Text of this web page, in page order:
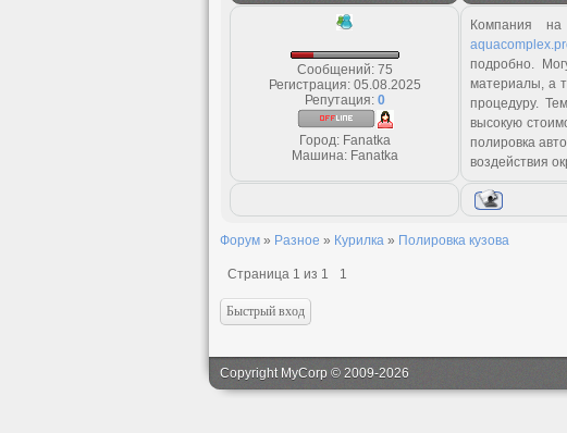
Сообщений: 75
Регистрация: 05.08.2025
Репутация: 0
Город: Fanatka
Машина: Fanatka
Компания
подробно.
материалы, а
процедуру.
высокую
полировка
воздействия
Форум » Разное » Курилка » Полировка кузова
Страница 1 из 1 1
Copyright MyCorp © 2009-2026